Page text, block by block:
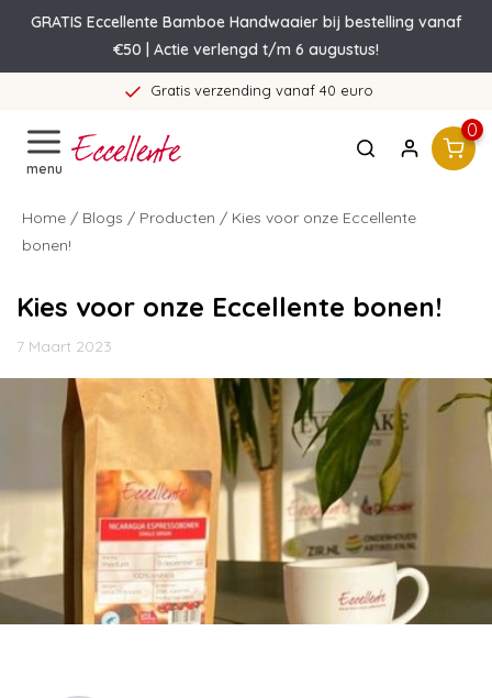
GRATIS Eccellente Bamboe Handwaaier bij bestelling vanaf
€50 | Actie verlengd t/m 6 augustus!
Gratis verzending vanaf 40 euro
menu
0
Home / Blogs / Producten / Kies voor onze Eccellente
bonen!
Kies voor onze Eccellente bonen!
7 Maart 2023